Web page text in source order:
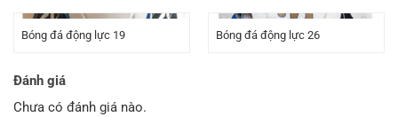
Bóng đá động lực 19 Bóng đá động lực 26
Đánh giá
Chưa có đánh giá nào.